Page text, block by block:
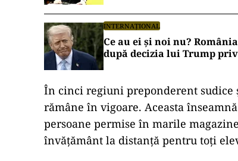
INTERNAȚIONAL
Ce au ei şi noi nu?
după decizia lui Trump
În cinci regiuni preponderent sudice
rămâne în vigoare. Aceasta
persoane permise în marile
învăţământ la distanţă pentru toţi